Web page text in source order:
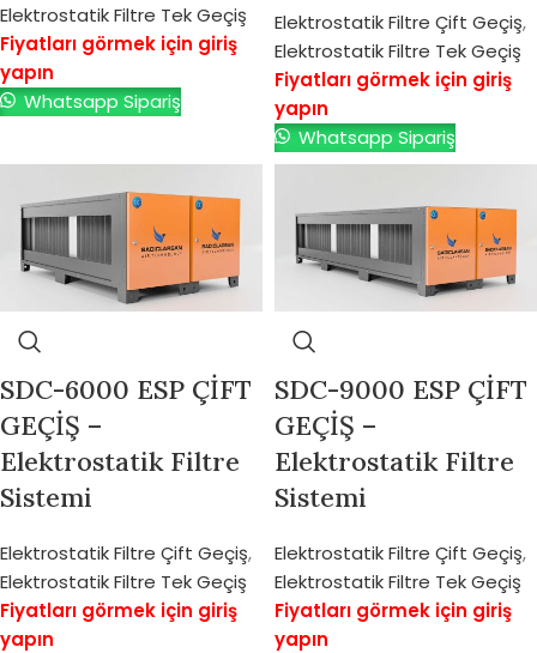
Elektrostatik Filtre Tek Geçiş
Fiyatları görmek için giriş
yapın
Whatsapp Sipariş
Elektrostatik Filtre Çift Geçiş,
Elektrostatik Filtre Tek Geçiş
Fiyatları görmek için giriş
yapın
Whatsapp Sipariş
SDC-6000 ESP ÇİFT
GEÇİŞ –
Elektrostatik Filtre
Sistemi
Elektrostatik Filtre Çift Geçiş,
Elektrostatik Filtre Tek Geçiş
Fiyatları görmek için giriş
yapın
SDC-9000 ESP ÇİFT
GEÇİŞ –
Elektrostatik Filtre
Sistemi
Elektrostatik Filtre Çift Geçiş,
Elektrostatik Filtre Tek Geçiş
Fiyatları görmek için giriş
yapın